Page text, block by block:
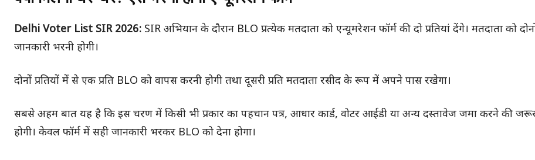
Delhi Voter List SIR 2026: SIR अभियान के दौरान BLO प्रत्येक मतदाता को एन्यूमरेशन फॉर्म की दो प्रतियां देंगे। मतदाता को
जानकारी भरनी होगी।
दोनों प्रतियों में से एक प्रति BLO को वापस करनी होगी तथा दूसरी प्रति मतदाता रसीद के रूप में अपने पास रखेगा।
सबसे अहम बात यह है कि इस चरण में किसी भी प्रकार का पहचान पत्र, आधार कार्ड, वोटर आईडी या अन्य दस्तावेज जमा करने की
होगी। केवल फॉर्म में सही जानकारी भरकर BLO को देना होगा।